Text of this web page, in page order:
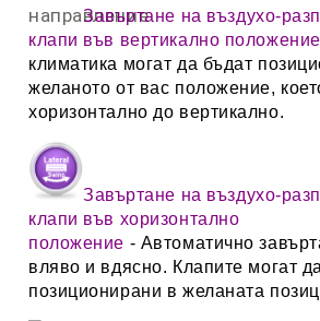
Завъртане на въздухо-
клапи във вертикално положение
климатика могат да бъдат
желаното от вас положение,
хоризонтално до вертикално.
Завъртане на въздухо-
клапи във хоризонтално
положение - Автоматично
вляво и вдясно. Клапите могат
позиционирани в желаната